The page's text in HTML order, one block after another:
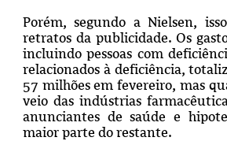
Porém, segundo a Nielsen,
retratos da publicidade. Os
incluindo pessoas com
relacionados à deficiência,
57 milhões em fevereiro, mas
veio das indústrias
anunciantes de saúde e
maior parte do restante.